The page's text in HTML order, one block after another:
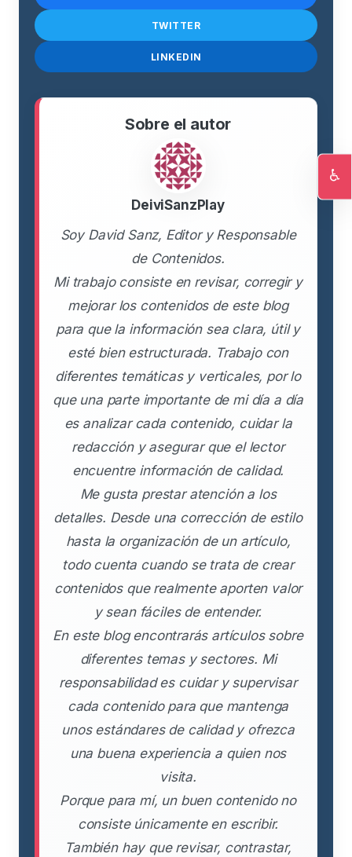
TWITTER
LINKEDIN
Sobre el autor
DeiviSanzPlay
Soy David Sanz, Editor y Responsable
de Contenidos.
Mi trabajo consiste en revisar, corregir y
mejorar los contenidos de este blog
para que la información sea clara, útil y
esté bien estructurada. Trabajo con
diferentes temáticas y verticales, por lo
que una parte importante de mi día a día
es analizar cada contenido, cuidar la
redacción y asegurar que el lector
encuentre información de calidad.
Me gusta prestar atención a los
detalles. Desde una corrección de estilo
hasta la organización de un artículo,
todo cuenta cuando se trata de crear
contenidos que realmente aporten valor
y sean fáciles de entender.
En este blog encontrarás artículos sobre
diferentes temas y sectores. Mi
responsabilidad es cuidar y supervisar
cada contenido para que mantenga
unos estándares de calidad y ofrezca
una buena experiencia a quien nos
visita.
Porque para mí, un buen contenido no
consiste únicamente en escribir.
También hay que revisar, contrastar,
♿